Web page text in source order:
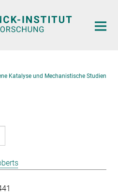
Katalyse und Mechanistische Studien